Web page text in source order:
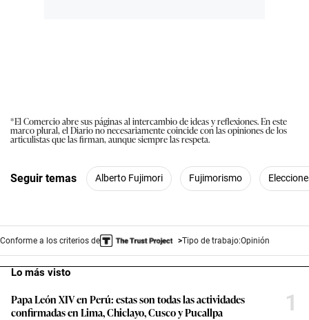
*El Comercio abre sus páginas al intercambio de ideas y reflexiones. En este
marco plural, el Diario no necesariamente coincide con las opiniones de los
articulistas que las firman, aunque siempre las respeta.
Seguir temas Alberto Fujimori Fujimorismo
Conforme a los criterios de Tipo de trabajo:Opinión
Lo más visto
Papa León XIV en Perú: estas son todas las actividades
confirmadas en Lima, Chiclayo, Cusco y Pucallpa
1